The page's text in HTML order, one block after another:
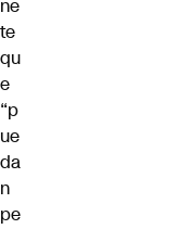
ne
te
qu
e
“p
ue
da
n
pe